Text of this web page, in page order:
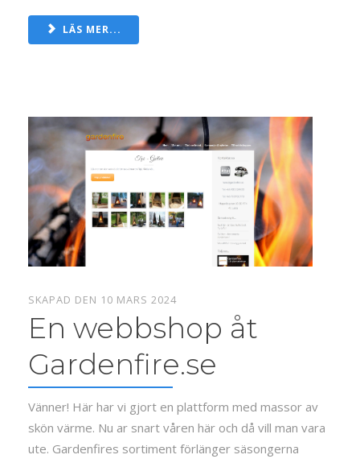
LÄS MER...
SKAPAD DEN 10 MARS 2024
En webbshop åt
Gardenfire.se
Vänner! Här har vi gjort en plattform med massor av
skön värme. Nu ar snart våren här och då vill man vara
ute. Gardenfires sortiment förlänger säsongerna